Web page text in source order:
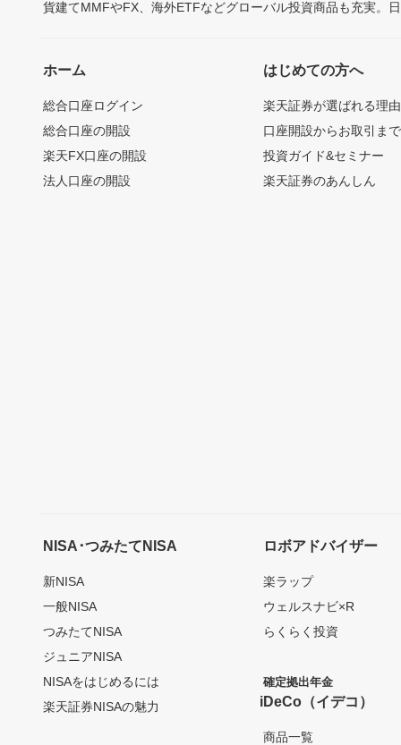
貨建てMMFやFX、海外ETFなどグローバル投資商品も充実。
ホーム
総合口座ログイン
総合口座の開設
楽天FX口座の開設
法人口座の開設
はじめての方へ
楽天証券が選ばれる理由
口座開設からお取引ま
投資ガイド&セミナー
楽天証券のあんしん
NISA･つみたてNISA
新NISA
一般NISA
つみたてNISA
ジュニアNISA
NISAをはじめるには
楽天証券NISAの魅力
ロボアドバイザー
楽ラップ
ウェルスナビ×R
らくらく投資
確定拠出年金
iDeCo（イデコ）
商品一覧